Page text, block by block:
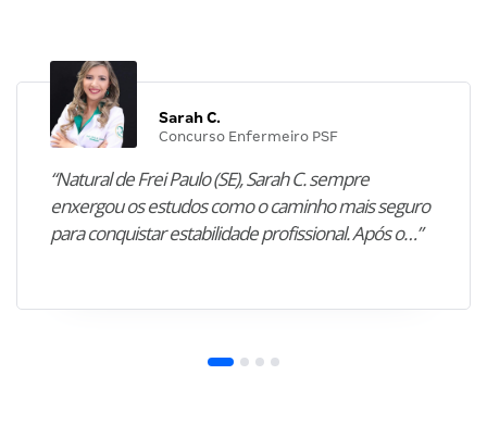
Sarah C.
Concurso Enfermeiro PSF
“Natural de Frei Paulo (SE), Sarah C. sempre
enxergou os estudos como o caminho mais seguro
para conquistar estabilidade profissional. Após o…”